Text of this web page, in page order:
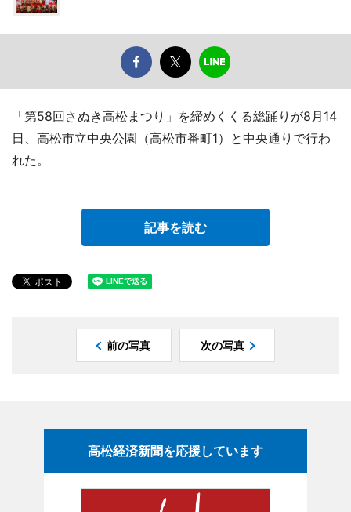
「第58回さぬき高松まつり」を締めくくる総踊りが8月14
日、高松市立中央公園（高松市番町1）と中央通りで行わ
れた。
記事を読む
前の写真 次の写真
高松経済新聞を応援しています